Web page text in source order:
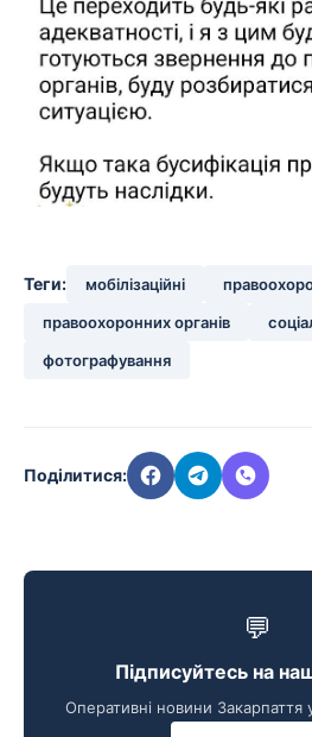
Теги: мобілізаційні
правоохоронних органів
фотографування
Поділитися:
💬
Підписуйтесь на
Оперативні новини